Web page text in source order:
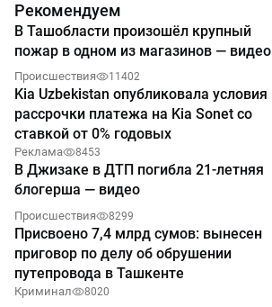
Рекомендуем
В Ташобласти произошёл крупный
пожар в одном из магазинов — видео
Происшествия 11402
Kia Uzbekistan опубликовала условия
рассрочки платежа на Kia Sonet со
ставкой от 0% годовых
Реклама 8453
В Джизаке в ДТП погибла 21-летняя
блогерша — видео
Происшествия 8299
Присвоено 7,4 млрд сумов: вынесен
приговор по делу об обрушении
путепровода в Ташкенте
Криминал 8020